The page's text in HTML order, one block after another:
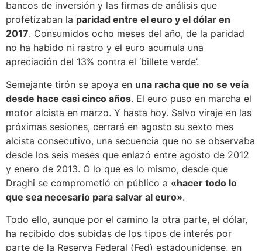
bancos de inversión y las firmas de análisis que
profetizaban la paridad entre el euro y el dólar en
2017. Consumidos ocho meses del año, de la paridad
no ha habido ni rastro y el euro acumula una
apreciación del 13% contra el ‘billete verde’.
Semejante tirón se apoya en una racha que no se veía
desde hace casi cinco años. El euro puso en marcha el
motor alcista en marzo. Y hasta hoy. Salvo viraje en las
próximas sesiones, cerrará en agosto su sexto mes
alcista consecutivo, una secuencia que no se observaba
desde los seis meses que enlazó entre agosto de 2012
y enero de 2013. O lo que es lo mismo, desde que
Draghi se comprometió en público a «hacer todo lo
que sea necesario para salvar al euro».
Todo ello, aunque por el camino la otra parte, el dólar,
ha recibido dos subidas de los tipos de interés por
parte de la Reserva Federal (Fed) estadounidense, en